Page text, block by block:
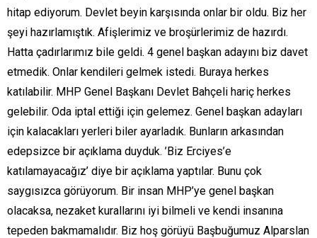
hitap ediyorum. Devlet beyin karşısında onlar bir oldu. Biz her
şeyi hazırlamıştık. Afişlerimiz ve broşürlerimiz de hazırdı.
Hatta çadırlarımız bile geldi. 4 genel başkan adayını biz davet
etmedik. Onlar kendileri gelmek istedi. Buraya herkes
katılabilir. MHP Genel Başkanı Devlet Bahçeli hariç herkes
gelebilir. Oda iptal ettiği için gelemez. Genel başkan adayları
için kalacakları yerleri biler ayarladık. Bunların arkasından
edepsizce bir açıklama duyduk. ’Biz Erciyes’e
katılamayacağız’ diye bir açıklama yaptılar. Bunu çok
saygısızca görüyorum. Bir insan MHP’ye genel başkan
olacaksa, nezaket kurallarını iyi bilmeli ve kendi insanına
tepeden bakmamalıdır. Biz hoş görüyü Başbuğumuz Alparslan